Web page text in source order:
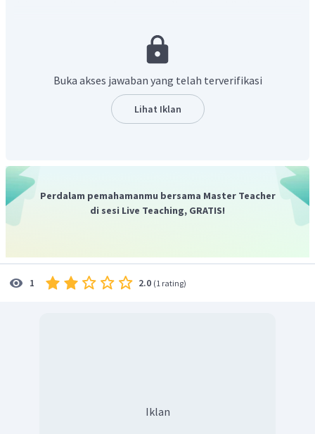
dengan a merupakan bilangan asli 1 sampai 9, dan n
Sehingga nilai pada soal diatas dapat ditulis:
0000000000265
=
=
a × n
2,65×
Buka akses jawaban yang telah terverifikasi
Lihat Iklan
Perdalam pemahamanmu bersama Master Teacher
di sesi Live Teaching, GRATIS!
1 2.0 (1 rating)
Iklan